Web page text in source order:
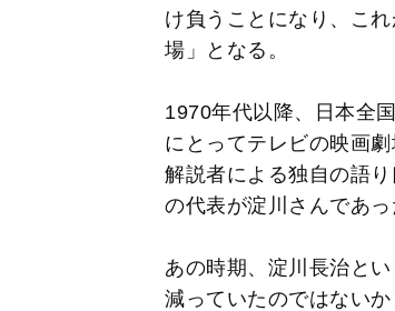
け負うことになり、こ
場」となる。
1970年代以降、日本全
にとってテレビの映画
解説者による独自の語
の代表が淀川さんであっ
あの時期、淀川長治と
減っていたのではない